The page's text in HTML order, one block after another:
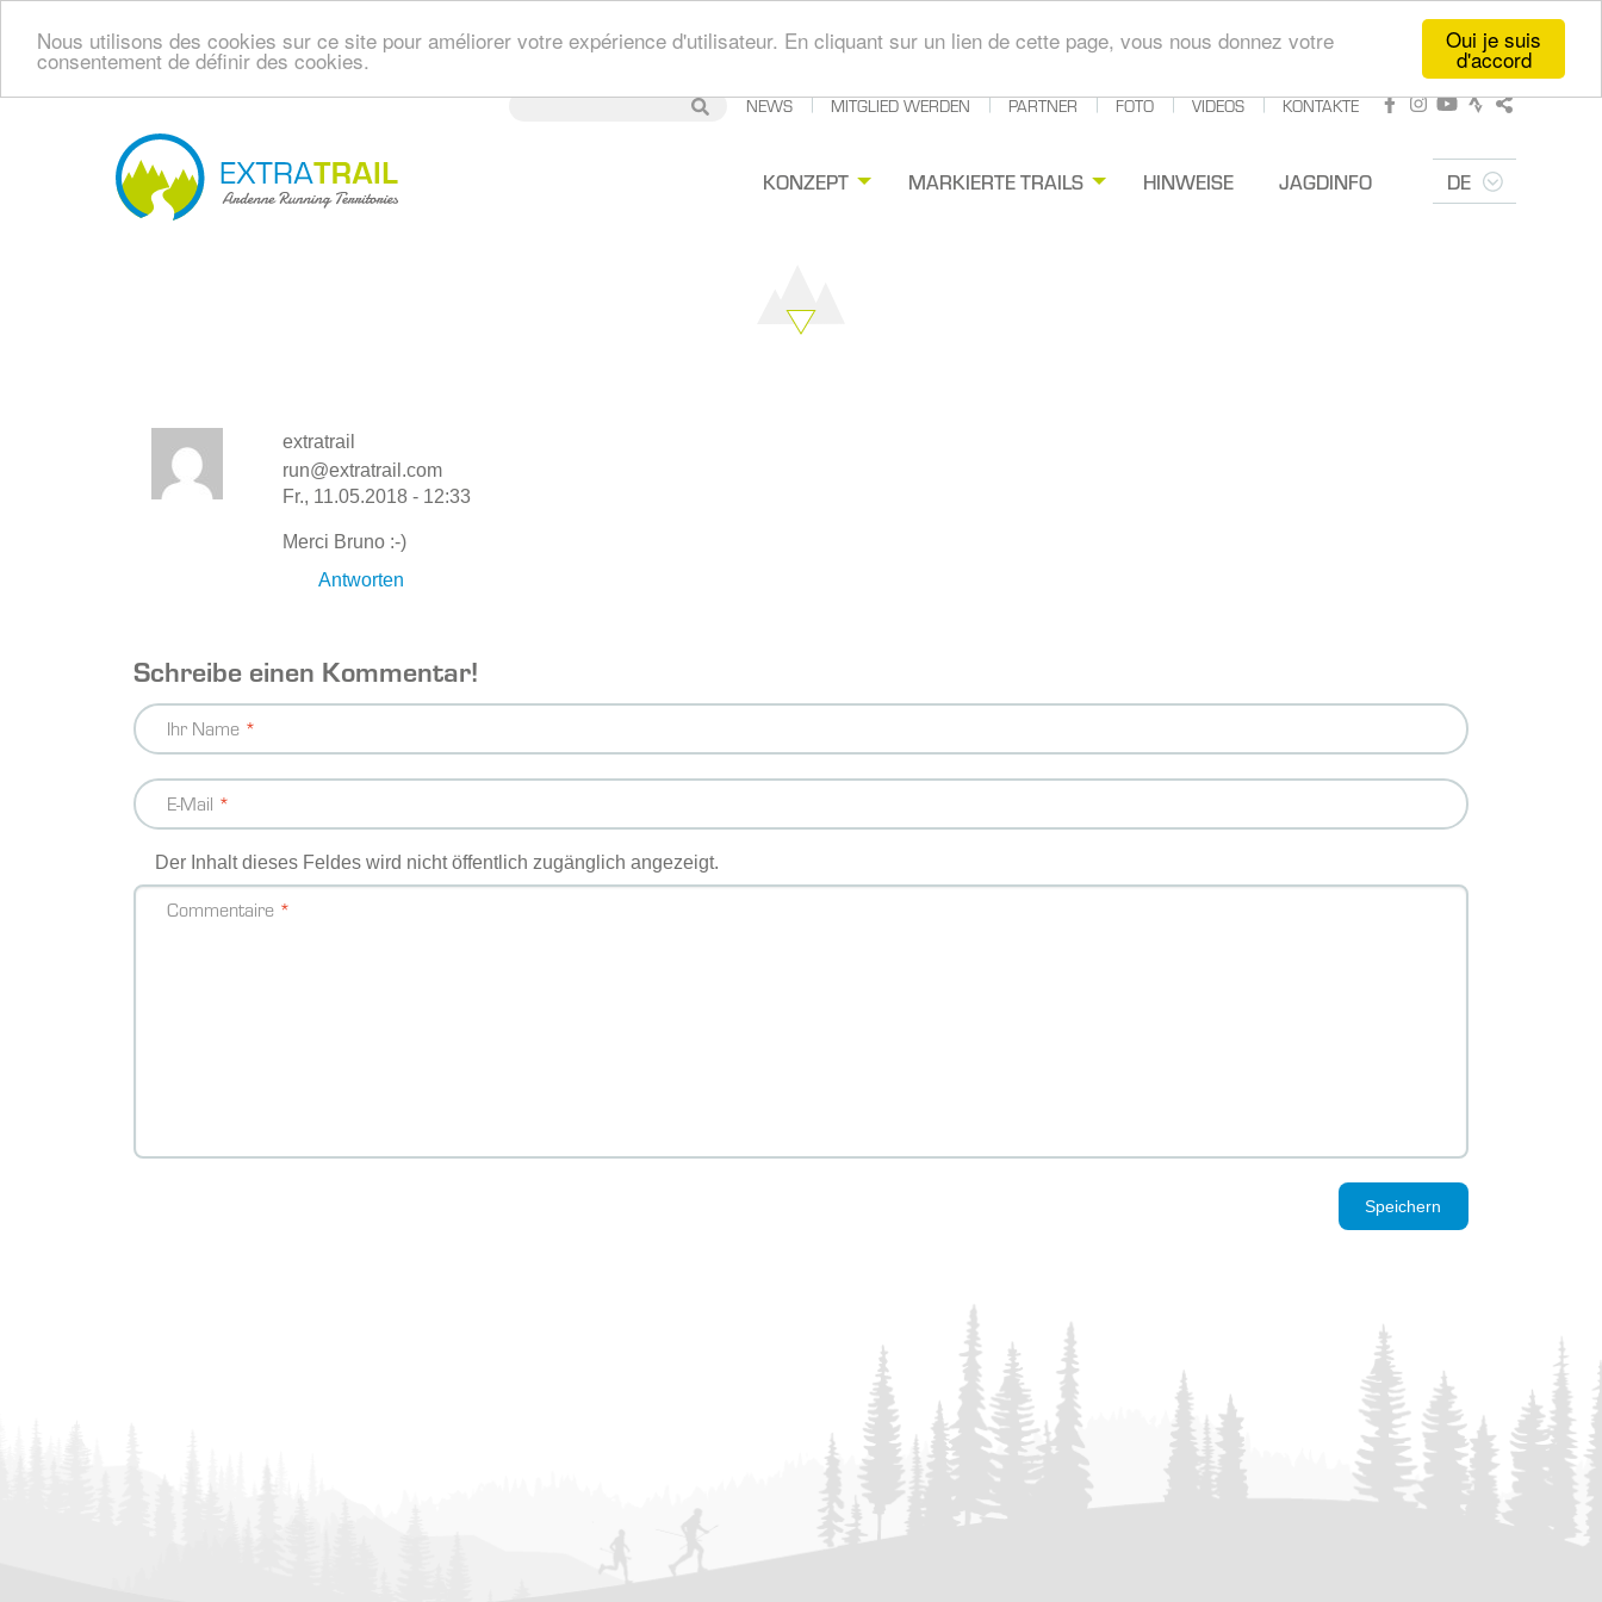
Oui je suis
d'accord
Nous utilisons des cookies sur ce site pour améliorer votre expérience d'utilisateur. En cliquant sur un lien de cette page, vous nous donnez votre
consentement de définir des cookies.
Direkt
KONZEPT MARKIERTE TRAILS HINWEISE JAGDINFO DE
Suche
Secondary
NEWS MITGLIED WERDEN PARTNER FOTO VIDEOS KONTAKTE Facebook
Instagram
Youtube
StravaTeilen
extratrail
run@extratrail.com
Fr., 11.05.2018 - 12:33
Merci Bruno :-)
Antworten
Schreibe einen Kommentar!
Ihr Name
E-Mail
Der Inhalt dieses Feldes wird nicht öffentlich zugänglich angezeigt.
Commentaire
Speichern